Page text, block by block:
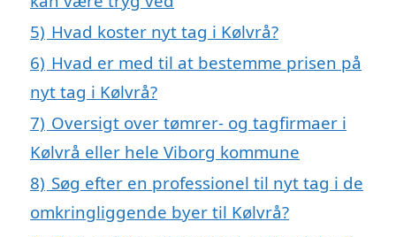
5) Hvad koster nyt tag i Kølvrå?
6) Hvad er med til at bestemme prisen på
nyt tag i Kølvrå?
7) Oversigt over tømrer- og tagfirmaer i
Kølvrå eller hele Viborg kommune
8) Søg efter en professionel til nyt tag i de
omkringliggende byer til Kølvrå?